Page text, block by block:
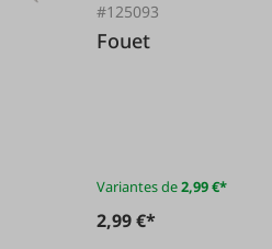
#125093
Fouet
Variantes de2,99 €*
2,99 €*